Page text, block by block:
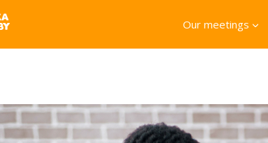
Our meetings